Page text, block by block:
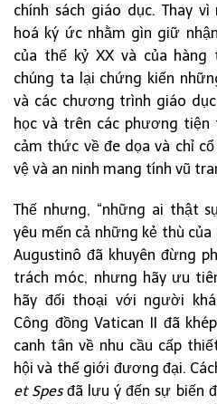
chính sách giáo dục. Thay
hoá ký ức nhằm gìn giữ
của thế kỷ XX và của hàng
chúng ta lại chứng kiến
và các chương trình giáo
học và trên các phương
cảm thức về đe dọa và chỉ
vệ và an ninh mang tính vũ
Thế nhưng, “những ai thật
yêu mến cả những kẻ thù của
Augustinô đã khuyên đừng
trách móc, nhưng hãy ưu
hãy đối thoại với người
Công đồng Vatican II đã
canh tân về nhu cầu cấp
hội và thế giới đương đại.
et Spesđã lưu ý đến sự biến